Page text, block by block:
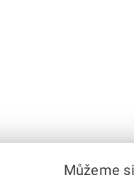
Můžeme